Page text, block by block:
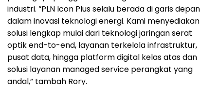
industri. “PLN Icon Plus selalu berada di garis depan
dalam inovasi teknologi energi. Kami menyediakan
solusi lengkap mulai dari teknologi jaringan serat
optik end-to-end, layanan terkelola infrastruktur,
pusat data, hingga platform digital kelas atas dan
solusi layanan managed service perangkat yang
andal,” tambah Rory.